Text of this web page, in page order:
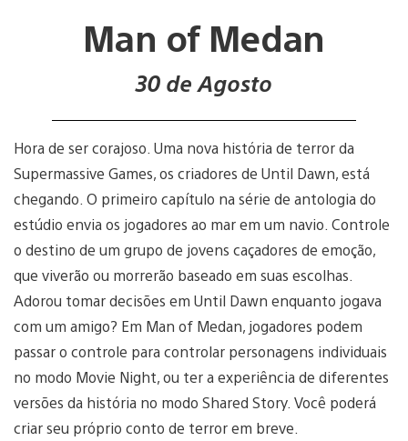
Man of Medan
30 de Agosto
Hora de ser corajoso. Uma nova história de terror da
Supermassive Games, os criadores de Until Dawn, está
chegando. O primeiro capítulo na série de antologia do
estúdio envia os jogadores ao mar em um navio. Controle
o destino de um grupo de jovens caçadores de emoção,
que viverão ou morrerão baseado em suas escolhas.
Adorou tomar decisões em Until Dawn enquanto jogava
com um amigo? Em Man of Medan, jogadores podem
passar o controle para controlar personagens individuais
no modo Movie Night, ou ter a experiência de diferentes
versões da história no modo Shared Story. Você poderá
criar seu próprio conto de terror em breve.